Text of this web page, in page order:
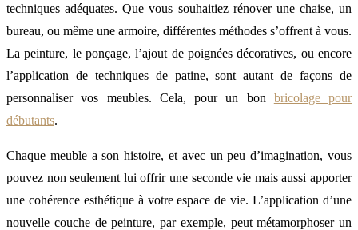
techniques adéquates. Que vous souhaitiez rénover une chaise, un
bureau, ou même une armoire, différentes méthodes s’offrent à vous.
La peinture, le ponçage, l’ajout de poignées décoratives, ou encore
l’application de techniques de patine, sont autant de façons de
personnaliser vos meubles. Cela, pour un bon bricolage pour
débutants.
Chaque meuble a son histoire, et avec un peu d’imagination, vous
pouvez non seulement lui offrir une seconde vie mais aussi apporter
une cohérence esthétique à votre espace de vie. L’application d’une
nouvelle couche de peinture, par exemple, peut métamorphoser un